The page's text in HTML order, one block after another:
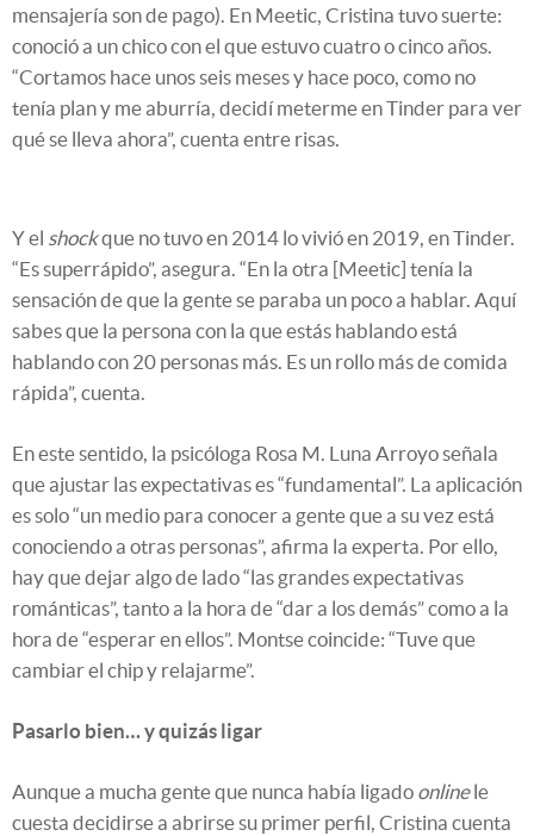
mensajería son de pago). En Meetic, Cristina tuvo suerte:
conoció a un chico con el que estuvo cuatro o cinco años.
“Cortamos hace unos seis meses y hace poco, como no
tenía plan y me aburría, decidí meterme en Tinder para ver
qué se lleva ahora”, cuenta entre risas.
Y el shockque no tuvo en 2014 lo vivió en 2019, en Tinder.
“Es superrápido”, asegura. “En la otra [Meetic] tenía la
sensación de que la gente se paraba un poco a hablar. Aquí
sabes que la persona con la que estás hablando está
hablando con 20 personas más. Es un rollo más de comida
rápida”, cuenta.
En este sentido, la psicóloga Rosa M. Luna Arroyo señala
que ajustar las expectativas es “fundamental”. La aplicación
es solo “un medio para conocer a gente que a su vez está
conociendo a otras personas”, afirma la experta. Por ello,
hay que dejar algo de lado “las grandes expectativas
románticas”, tanto a la hora de “dar a los demás” como a la
hora de “esperar en ellos”. Montse coincide: “Tuve que
cambiar el chip y relajarme”.
Pasarlo bien… y quizás ligar
Aunque a mucha gente que nunca había ligado onlinele
cuesta decidirse a abrirse su primer perfil, Cristina cuenta